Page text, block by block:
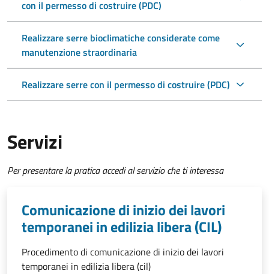
con il permesso di costruire (PDC)
Realizzare serre bioclimatiche considerate come
manutenzione straordinaria
Realizzare serre con il permesso di costruire (PDC)
Servizi
Per presentare la pratica accedi al servizio che ti interessa
Comunicazione di inizio dei lavori
temporanei in edilizia libera (CIL)
Procedimento di comunicazione di inizio dei lavori
temporanei in edilizia libera (cil)